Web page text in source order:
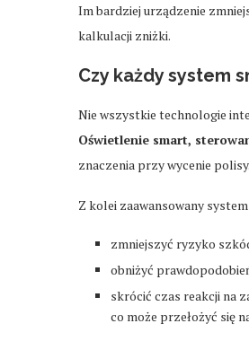
Im bardziej urządzenie
kalkulacji zniżki.
Czy każdy system
Nie wszystkie technologie
Oświetlenie smart,
znaczenia przy wycenie polisy.
Z kolei zaawansowany
zmniejszyć ryzyko
obniżyć
skrócić czas reakcji na
co może przełożyć się